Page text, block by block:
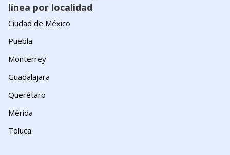
línea por localidad
Ciudad de México
Puebla
Monterrey
Guadalajara
Querétaro
Mérida
Toluca